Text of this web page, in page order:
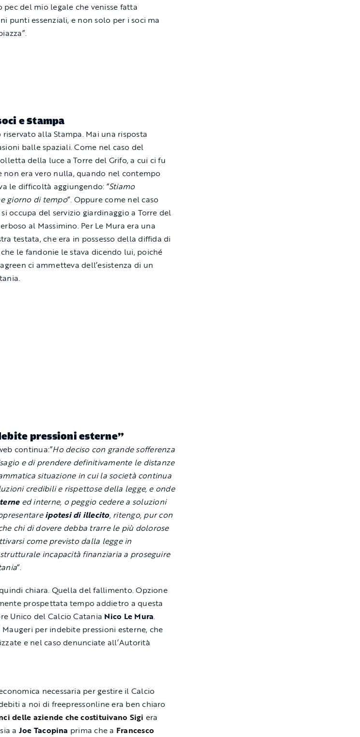
del mio legale che venisse fatta
punti essenziali, e non solo per i soci ma
e Stampa
alla Stampa. Mai una risposta
balle spaziali. Come nel caso del
della luce a Torre del Grifo, a cui ci fu
non era vero nulla, quando nel contempo
le difficoltà aggiungendo: “Stiamo
giorno di tempo“. Oppure come nel caso
occupa del servizio giardinaggio a Torre del
al Massimino. Per Le Mura era una
testata, che era in possesso della diffida di
le fandonie le stava dicendo lui, poiché
ci ammetteva dell’esistenza di un
pressioni esterne”
continua:”Ho deciso con grande sofferenza
e di prendere definitivamente le distanze
situazione in cui la società continua
credibili e rispettose della legge, e onde
ed interne, o peggio cedere a soluzioni
ipotesi di illecito, ritengo, pur con
chi di dovere debba trarre le più dolorose
come previsto dalla legge in
incapacità finanziaria a proseguire
“.
chiara. Quella del fallimento. Opzione
prospettata tempo addietro a questa
Unico del Calcio Catania Nico Le Mura.
per indebite pressioni esterne, che
e nel caso denunciate all’Autorità
necessaria per gestire il Calcio
a noi di freepressonline era ben chiaro
delle aziende che costituivano Sigi era
a Joe Tacopina prima che a Francesco